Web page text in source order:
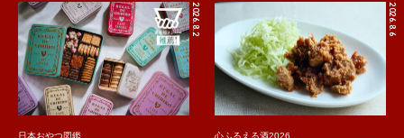
2026.8.2
日本おやつ図鑑
2026.8.6
心ふるえる酒2026